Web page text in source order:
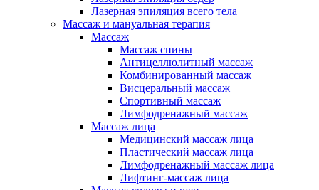
Лазерная эпиляция всего тела
Массаж и мануальная терапия
Массаж
Массаж спины
Антицеллюлитный массаж
Комбинированный массаж
Висцеральный массаж
Спортивный массаж
Лимфодренажный массаж
Массаж лица
Медицинский массаж лица
Пластический массаж лица
Лимфодренажный массаж лица
Лифтинг-массаж лица